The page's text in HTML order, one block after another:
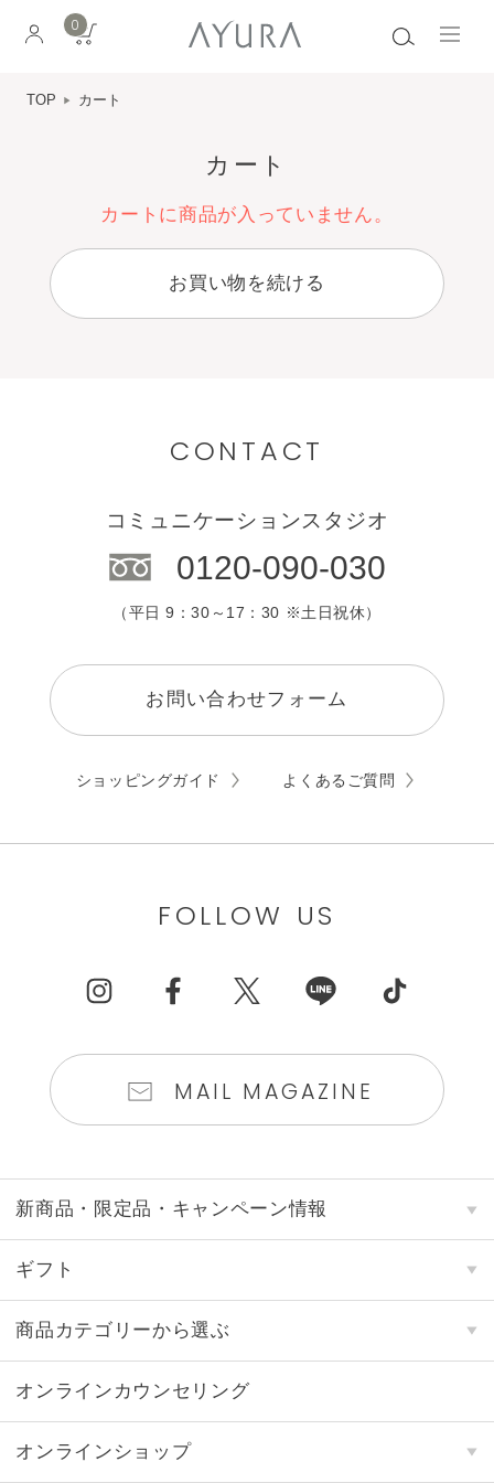
0
TOP カート
カート
カートに商品が入っていません。
お買い物を続ける
CONTACT
コミュニケーションスタジオ
0120-090-030
（平日 9：30～17：30 ※土日祝休）
お問い合わせフォーム
ショッピングガイド よくあるご質問
FOLLOW US
MAIL MAGAZINE
新商品・限定品・キャンペーン情報
ギフト
商品カテゴリーから選ぶ
オンラインカウンセリング
オンラインショップ